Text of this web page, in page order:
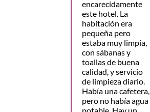
encarecidamente
este hotel. La
habitación era
pequeña pero
estaba muy limpia,
con sábanas y
toallas de buena
calidad, y servicio
de limpieza diario.
Había una cafetera,
pero no había agua